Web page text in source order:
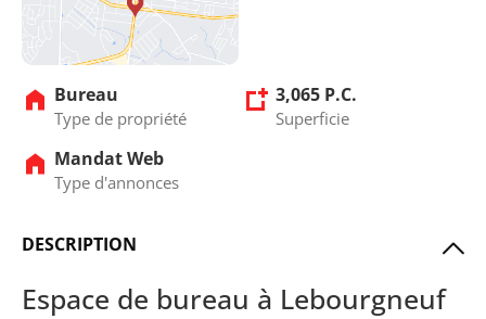
Bureau
Type de propriété
3,065 P.C.
Superficie
Mandat Web
Type d'annonces
DESCRIPTION
Espace de bureau à Lebourgneuf